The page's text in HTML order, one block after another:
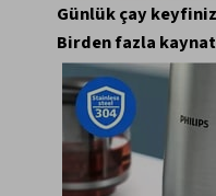
Günlük çay
Birden fazla